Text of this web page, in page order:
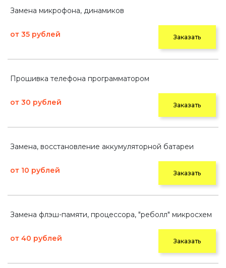
Замена микрофона, динамиков
от 35 рублей Заказать
Прошивка телефона программатором
от 30 рублей Заказать
Замена, восстановление аккумуляторной батареи
от 10 рублей Заказать
Замена флэш-памяти, процессора, "реболл" микросхем
от 40 рублей Заказать